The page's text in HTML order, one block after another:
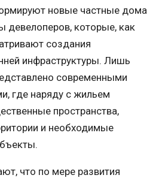
новые частные дома
девелоперов, которые, как
создания
инфраструктуры. Лишь
современными
где наряду с жильем
пространства,
и необходимые
что по мере развития